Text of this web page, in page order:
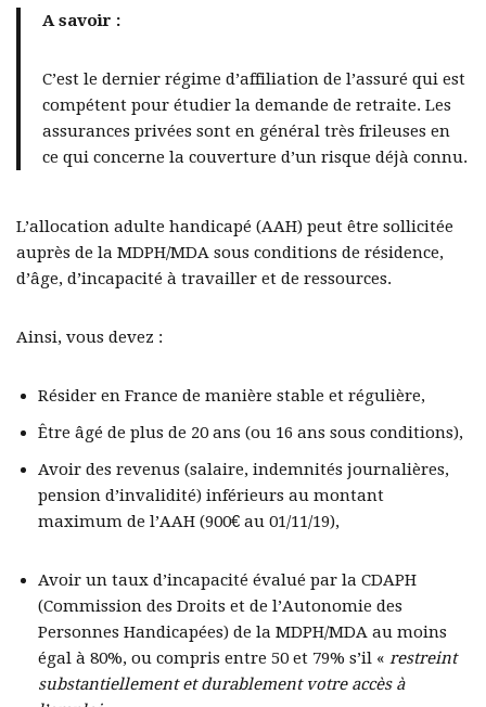
A savoir :
C’est le dernier régime d’affiliation de l’assuré qui est
compétent pour étudier la demande de retraite. Les
assurances privées sont en général très frileuses en
ce qui concerne la couverture d’un risque déjà connu.
L’allocation adulte handicapé (AAH) peut être sollicitée
auprès de la MDPH/MDA sous conditions de résidence,
d’âge, d’incapacité à travailler et de ressources.
Ainsi, vous devez :
Résider en France de manière stable et régulière,
Être âgé de plus de 20 ans (ou 16 ans sous conditions),
Avoir des revenus (salaire, indemnités journalières,
pension d’invalidité) inférieurs au montant
maximum de l’AAH (900€ au 01/11/19),
Avoir un taux d’incapacité évalué par la CDAPH
(Commission des Droits et de l’Autonomie des
Personnes Handicapées) de la MDPH/MDA au moins
égal à 80%, ou compris entre 50 et 79% s’il « restreint
substantiellement et durablement votre accès à